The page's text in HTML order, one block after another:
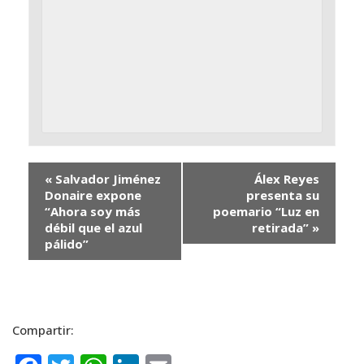
« Salvador Jiménez
Donaire expone
“Ahora soy más
débil que el azul
pálido”
Álex Reyes
presenta su
poemario “Luz en
retirada” »
Compartir: